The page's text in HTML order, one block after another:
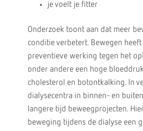
je voelt je fitter
Onderzoek toont aan dat meer
conditie verbetert. Bewegen heeft
preventieve werking tegen het
onder andere een hoge
cholesterol en botontkalking. In
dialysecentra in binnen- en
langere tijd beweegprojecten.
beweging tijdens de dialyse een